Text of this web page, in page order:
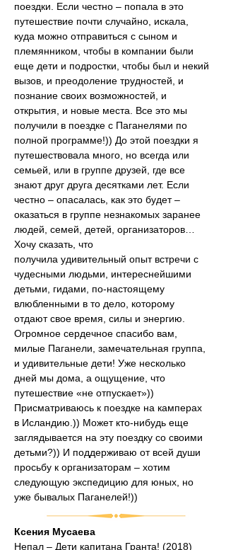
поездки. Если честно – попала в это
путешествие почти случайно, искала,
куда можно отправиться с сыном и
племянником, чтобы в компании были
еще дети и подростки, чтобы был и некий
вызов, и преодоление трудностей, и
познание своих возможностей, и
открытия, и новые места. Все это мы
получили в поездке с Паганелями по
полной программе!)) До этой поездки я
путешествовала много, но всегда или
семьей, или в группе друзей, где все
знают друг друга десятками лет. Если
честно – опасалась, как это будет –
оказаться в группе незнакомых заранее
людей, семей, детей, организаторов…
Хочу сказать, что
получила удивительный опыт встречи с
чудесными людьми, интереснейшими
детьми, гидами, по-настоящему
влюбленными в то дело, которому
отдают свое время, силы и энергию.
Огромное сердечное спасибо вам,
милые Паганели, замечательная группа,
и удивительные дети! Уже несколько
дней мы дома, а ощущение, что
путешествие «не отпускает»))
Присматриваюсь к поездке на камперах
в Исландию.)) Может кто-нибудь еще
заглядывается на эту поездку со своими
детьми?)) И поддерживаю от всей души
просьбу к организаторам – хотим
следующую экспедицию для юных, но
уже бывалых Паганелей!))
Ксения Мусаева
Непал – Дети капитана Гранта! (2018)